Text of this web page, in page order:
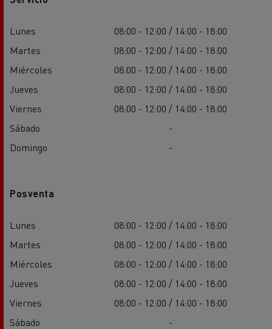
Lunes
08:00 - 12:00 / 14:00 - 18:00
Martes
08:00 - 12:00 / 14:00 - 18:00
Miércoles
08:00 - 12:00 / 14:00 - 18:00
Jueves
08:00 - 12:00 / 14:00 - 18:00
Viernes
08:00 - 12:00 / 14:00 - 18:00
Sábado
-
Domingo
-
Posventa
Lunes
08:00 - 12:00 / 14:00 - 18:00
Martes
08:00 - 12:00 / 14:00 - 18:00
Miércoles
08:00 - 12:00 / 14:00 - 18:00
Jueves
08:00 - 12:00 / 14:00 - 18:00
Viernes
08:00 - 12:00 / 14:00 - 18:00
Sábado
-